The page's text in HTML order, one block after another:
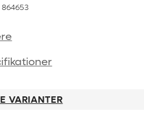
864653
VARIANTER